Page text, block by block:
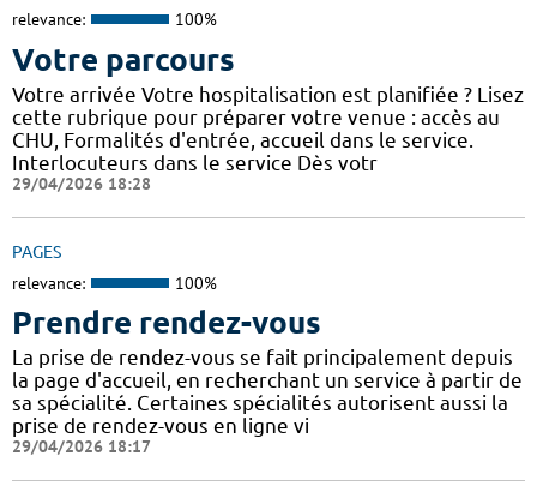
relevance: 100%
Votre parcours
Votre arrivée Votre hospitalisation est planifiée ? Lisez
cette rubrique pour préparer votre venue : accès au
CHU, Formalités d'entrée, accueil dans le service.
Interlocuteurs dans le service Dès votr
29/04/2026 18:28
PAGES
relevance: 100%
Prendre rendez-vous
La prise de rendez-vous se fait principalement depuis
la page d'accueil, en recherchant un service à partir de
sa spécialité. Certaines spécialités autorisent aussi la
prise de rendez-vous en ligne vi
29/04/2026 18:17